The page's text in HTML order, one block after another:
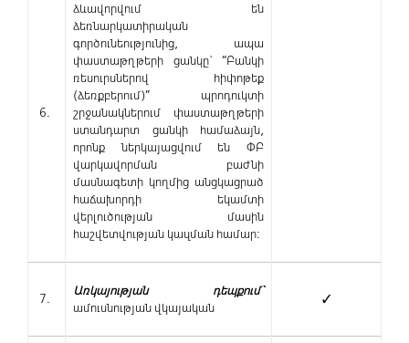
6.
ձևավորվում են
ձեռնարկատիրական
գործունեությունից, ապա
փաստաթղթերի ցանկը` “Բանկի
ռեսուրսներով հիփոթեք
(ձեռքբերում)” պրոդուկտի
շրջանակներում փաստաթղթերի
ստանդարտ ցանկի համաձայն,
որոնք ներկայացվում են ՓԲ
վարկավորման բաժնի
մասնագետի կողմից անցկացրած
հաճախորդի եկամտի
վերլուծության մասին
հաշվետվության կազման համար:
7.
Առկայության դեպքում`
ամուսնության վկայական
✓